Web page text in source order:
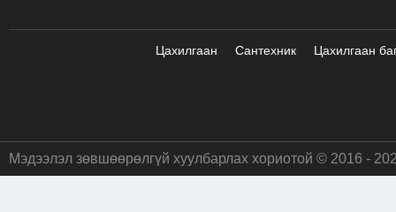
Цахилгаан Сантехник Цахилгаан
Мэдээлэл зөвшөөрөлгүй хуулбарлах хориотой © 2016 -